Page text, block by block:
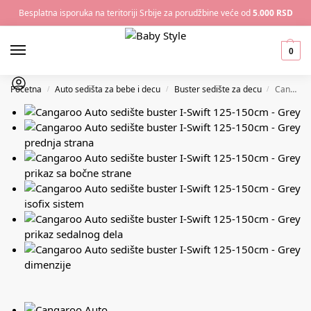
Besplatna isporuka na teritoriji Srbije za porudžbine veće od5.000 RSD
0
Početna / Auto sedišta za bebe i decu / Buster sedište za decu / Cangaroo Auto sedište buster I-Swift 125-150cm – Grey